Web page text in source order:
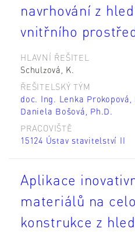
navrhování z
vnitřního
HLAVNÍ ŘEŠITEL
Schulzová, K.
ŘEŠITELSKÝ TÝM
doc. Ing. Lenka Prokopová,
Daniela Bošová, Ph.D.
PRACOVIŠTĚ
15124 Ústav stavitelství II
Aplikace
materiálů na
konstrukce z